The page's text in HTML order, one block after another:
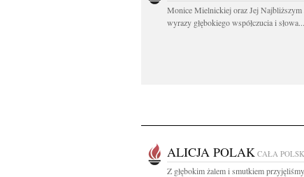
Monice Mielnickiej oraz Jej Najbliższym
wyrazy głębokiego współczucia i słowa...
ALICJA POLAK CAŁA
Z głębokim żalem i smutkiem przyjęliśmy